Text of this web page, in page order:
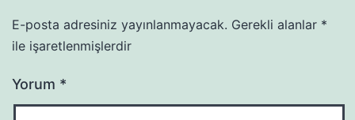
E-posta adresiniz yayınlanmayacak. Gerekli alanlar *
ile işaretlenmişlerdir
Yorum *